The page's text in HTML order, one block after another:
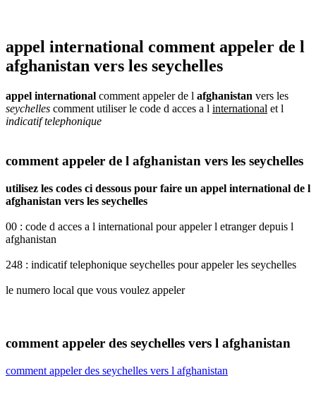
appel international comment appeler de l
afghanistan vers les seychelles
appel international comment appeler de l afghanistan vers les
seychelles comment utiliser le code d acces a l international et l
indicatif telephonique
comment appeler de l afghanistan vers les seychelles
utilisez les codes ci dessous pour faire un appel international de l
afghanistan vers les seychelles
00 : code d acces a l international pour appeler l etranger depuis l
afghanistan
248 : indicatif telephonique seychelles pour appeler les seychelles
le numero local que vous voulez appeler
comment appeler des seychelles vers l afghanistan
comment appeler des seychelles vers l afghanistan